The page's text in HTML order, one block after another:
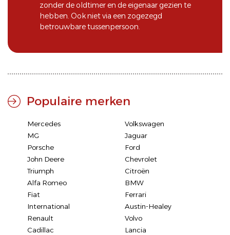
zonder de oldtimer en de eigenaar gezien te
hebben. Ook niet via een zogezegd
betrouwbare tussenpersoon.
Populaire merken
Mercedes
Volkswagen
MG
Jaguar
Porsche
Ford
John Deere
Chevrolet
Triumph
Citroën
Alfa Romeo
BMW
Fiat
Ferrari
International
Austin-Healey
Renault
Volvo
Cadillac
Lancia